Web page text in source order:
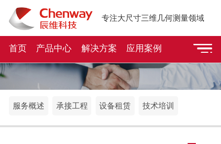
专注大尺寸三维几何测量领域
首页 产品中心 解决方案 应用案例
服务概述 承接工程 设备租赁 技术培训